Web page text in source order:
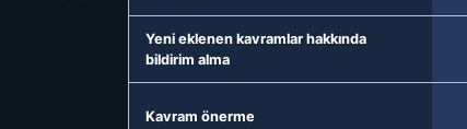
Yeni eklenen kavramlar hakkında
bildirim alma
Kavram önerme